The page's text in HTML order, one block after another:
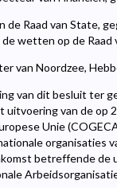
de Raad van State,
de wetten op de
van Noordzee,
van dit besluit ter
uitvoering van de op
Unie
organisaties
betreffende